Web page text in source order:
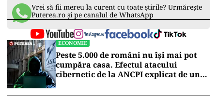
Vrei să fii mereu la curent cu toate știrile? Urmărește
Puterea.ro și pe canalul de WhatsApp
ECONOMIE
Peste 5.000 de români nu își mai pot
cumpăra casa. Efectul atacului
cibernetic de la ANCPI explicat de un